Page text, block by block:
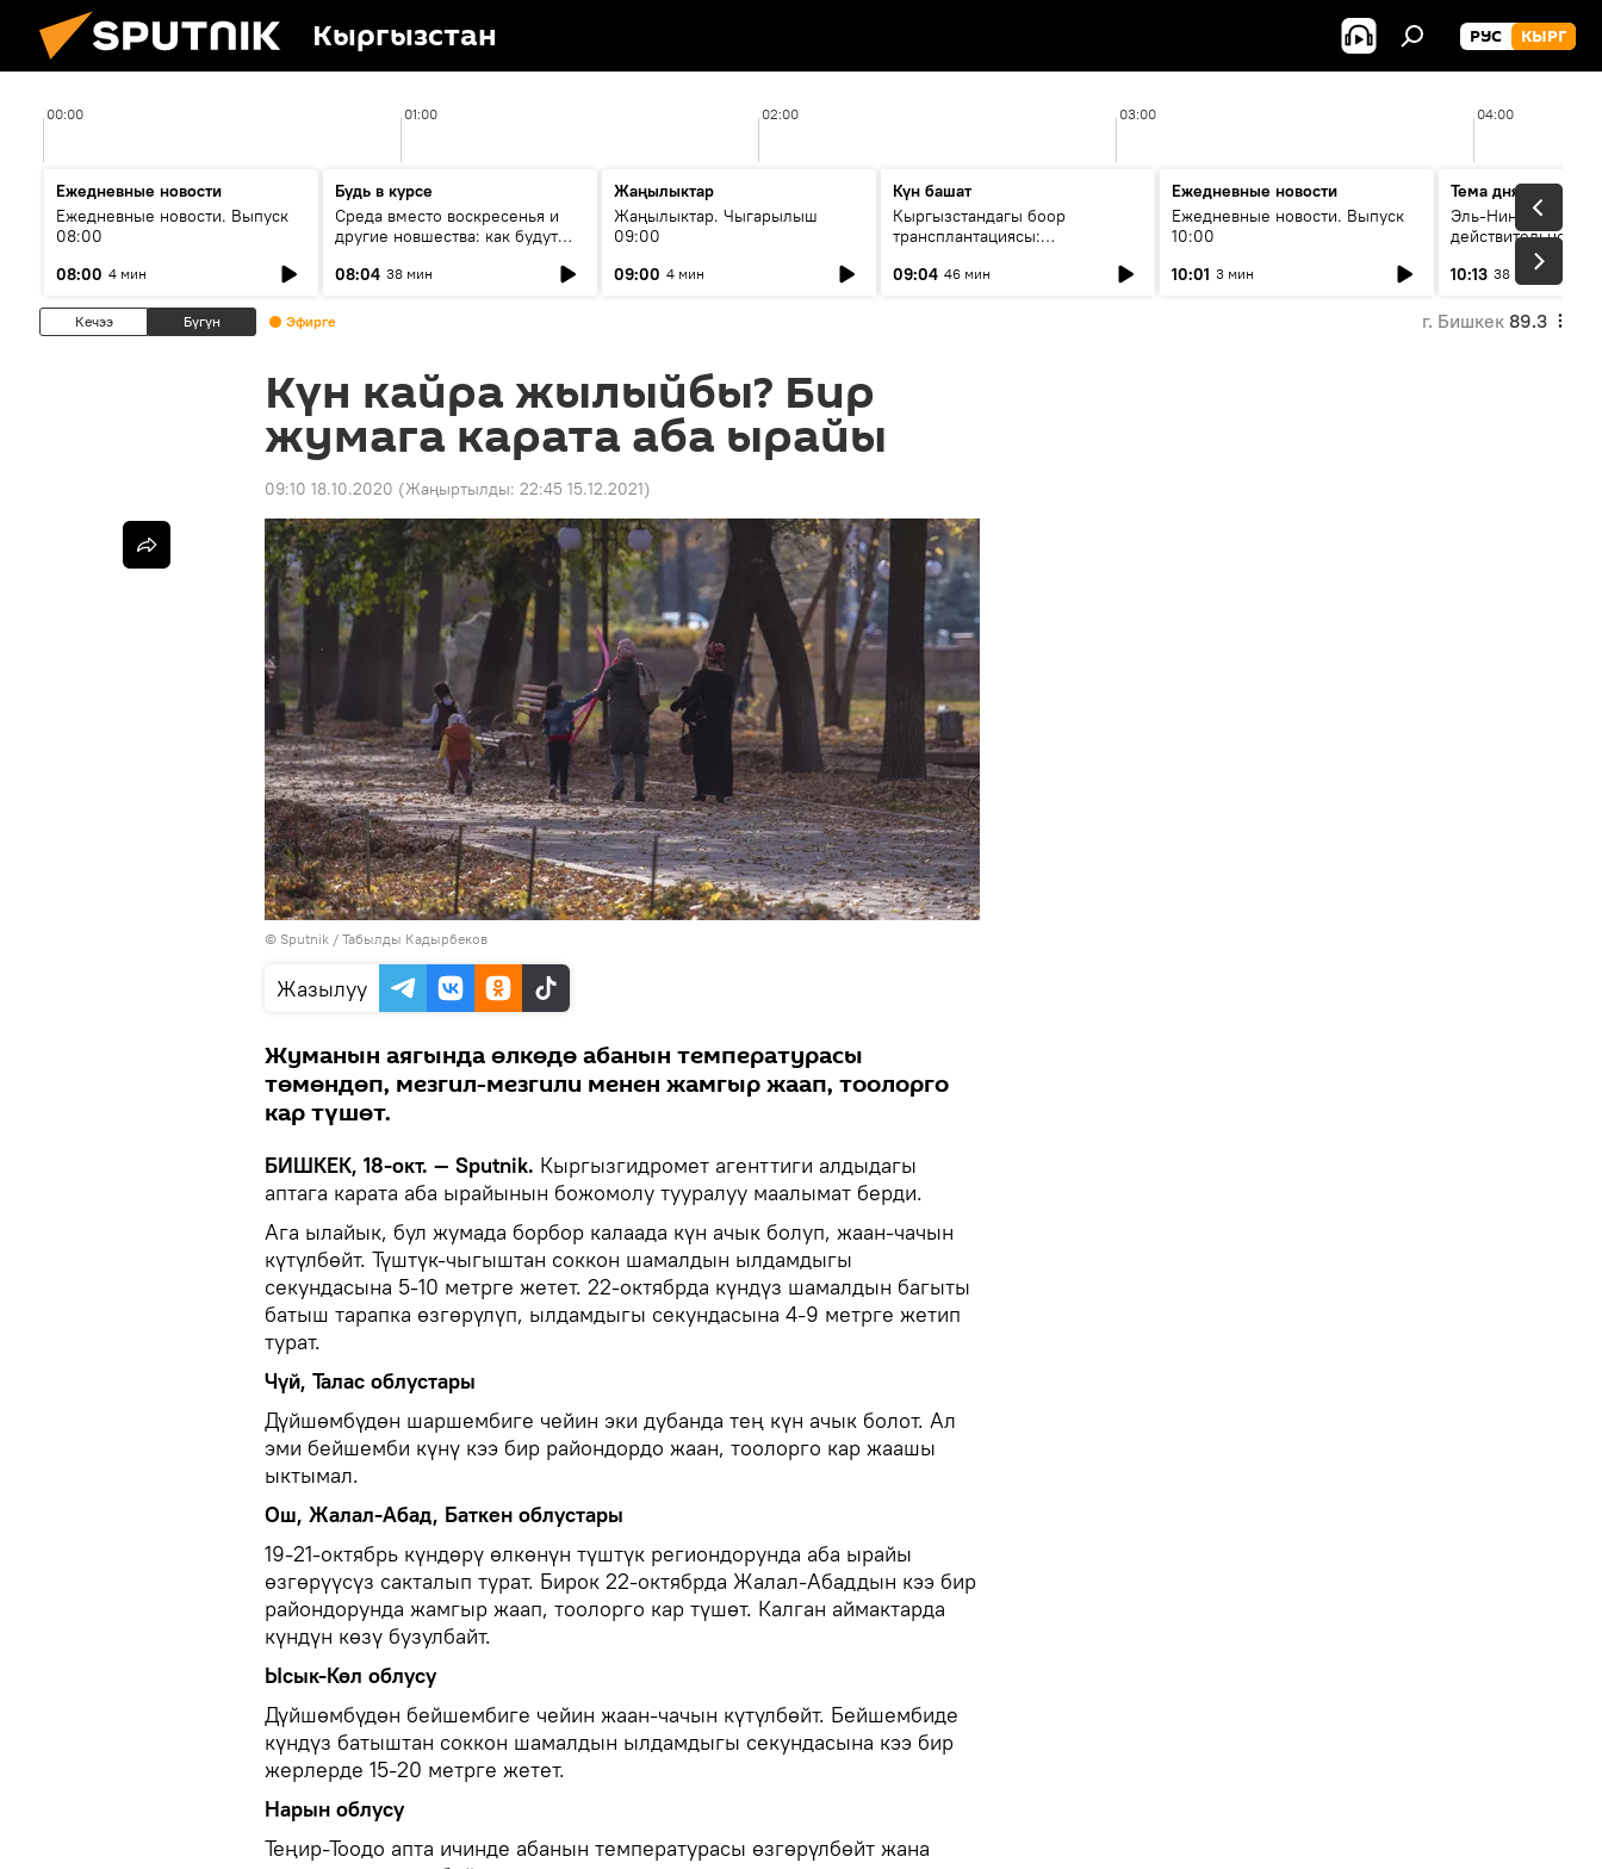
Кыргызстан РУС КЫРГ
00:00 01:00 02:00 03:00 04:00
Ежедневные новости
Ежедневные новости. Выпуск
08:00
08:00 4 мин
Будь в курсе
Среда вместо воскресенья и
другие новшества: как будут
08:04 38 мин
Жаңылыктар
Жаңылыктар. Чыгарылыш
09:00
09:00 4 мин
Күн башат
Кыргызстандагы боор
трансплантациясы:
келечеги
09:04 46 мин
Ежедневные новости
Ежедневные новости. Выпуск
10:00
10:01 3 мин
Тема дня
Эль-Ниньо, жара и
действительно
погоду в
10:13 38 мин
Кечээ Бүгүн Эфирге г. Бишкек 89.3
Күн кайра жылыйбы? Бир
жумага карата аба ырайы
09:10 18.10.2020 (Жаңыртылды: 22:45 15.12.2021)
© Sputnik / Табылды Кадырбеков
Жазылуу
Жуманын аягында өлкөдө абанын температурасы
төмөндөп, мезгил-мезгили менен жамгыр жаап, тоолорго
кар түшөт.
БИШКЕК, 18-окт. — Sputnik. Кыргызгидромет агенттиги алдыдагы
аптага карата аба ырайынын божомолу тууралуу маалымат берди.
Ага ылайык, бул жумада борбор калаада күн ачык болуп, жаан-чачын
күтүлбөйт. Түштүк-чыгыштан соккон шамалдын ылдамдыгы
секундасына 5-10 метрге жетет. 22-октябрда күндүз шамалдын багыты
батыш тарапка өзгөрүлүп, ылдамдыгы секундасына 4-9 метрге жетип
турат.
Чүй, Талас облустары
Дүйшөмбүдөн шаршембиге чейин эки дубанда тең күн ачык болот. Ал
эми бейшемби күнү кээ бир райондордо жаан, тоолорго кар жаашы
ыктымал.
Ош, Жалал-Абад, Баткен облустары
19-21-октябрь күндөрү өлкөнүн түштүк региондорунда аба ырайы
өзгөрүүсүз сакталып турат. Бирок 22-октябрда Жалал-Абаддын кээ бир
райондорунда жамгыр жаап, тоолорго кар түшөт. Калган аймактарда
күндүн көзү бузулбайт.
Ысык-Көл облусу
Дүйшөмбүдөн бейшембиге чейин жаан-чачын күтүлбөйт. Бейшембиде
күндүз батыштан соккон шамалдын ылдамдыгы секундасына кээ бир
жерлерде 15-20 метрге жетет.
Нарын облусу
Теңир-Тоодо апта ичинде абанын температурасы өзгөрүлбөйт жана